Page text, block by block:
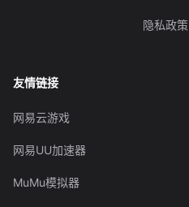
隐私政策
友情链接
网易云游戏
网易UU加速器
MuMu模拟器